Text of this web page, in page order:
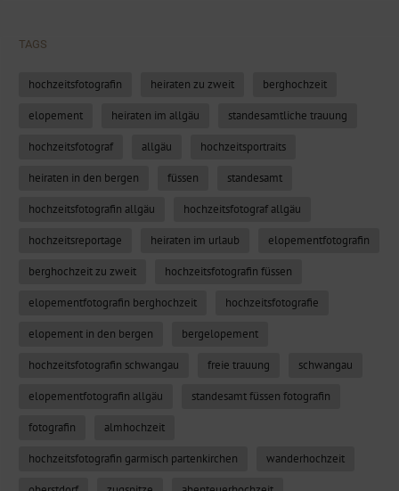
TAGS
hochzeitsfotografin heiraten zu zweit berghochzeit
elopement heiraten im allgäu standesamtliche trauung
hochzeitsfotograf allgäu hochzeitsportraits
heiraten in den bergen füssen standesamt
hochzeitsfotografin allgäu hochzeitsfotograf allgäu
hochzeitsreportage heiraten im urlaub elopementfotografin
berghochzeit zu zweit hochzeitsfotografin füssen
elopementfotografin berghochzeit hochzeitsfotografie
elopement in den bergen bergelopement
hochzeitsfotografin schwangau freie trauung schwangau
elopementfotografin allgäu standesamt füssen fotografin
fotografin almhochzeit
hochzeitsfotografin garmisch partenkirchen wanderhochzeit